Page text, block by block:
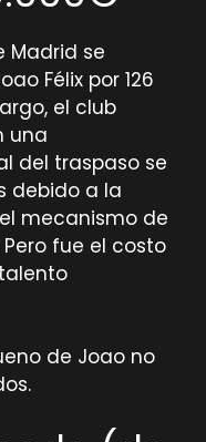
Madrid se
Félix por 126
el club
una
del traspaso se
debido a la
mecanismo de
fue el costo
de Joao no